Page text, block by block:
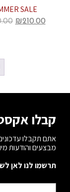
SALE
₪210.00
קבלו אקסטרה
אתם תקבלו
מבצעים והודעות
תרשמו לנו לאן